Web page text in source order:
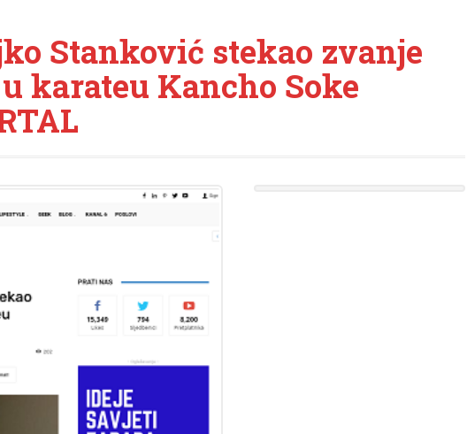
Stanković stekao zvanje
karateu Kancho Soke